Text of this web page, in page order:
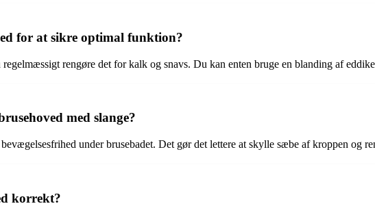
for at sikre optimal funktion?
rengøre det for kalk og snavs. Du kan enten bruge en blanding af
med slange?
under brusebadet. Det gør det lettere at skylle sæbe af kroppen og
korrekt?